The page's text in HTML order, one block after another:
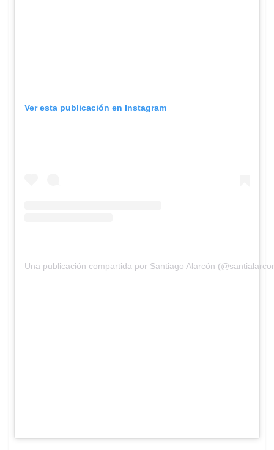
Ver esta publicación en Instagram
Una publicación compartida por Santiago Alarcón